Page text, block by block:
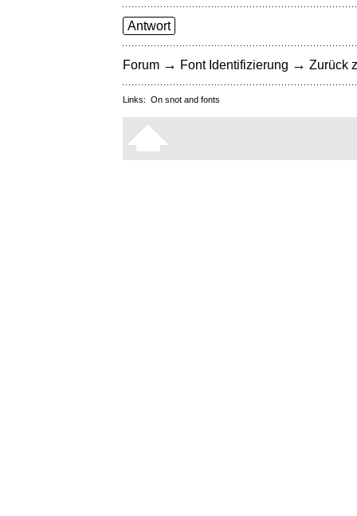
Antwort
Forum → Font Identifizierung → Zurück
Links: On snot and fonts